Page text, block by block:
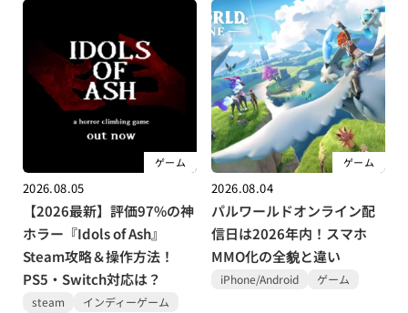
ゲーム
2026.08.05
【2026最新】評価97%の神
ホラー『Idols of Ash』
Steam攻略＆操作方法！
PS5・Switch対応は？
steam
インディーゲーム
ゲーム
2026.08.04
パルワールドオンライン配
信日は2026年内！スマホ
MMO化の全貌と違い
iPhone/Android ゲーム